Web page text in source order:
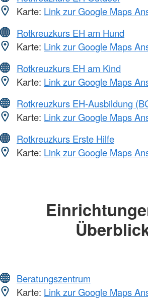
Karte: Link zur Google Maps
Rotkreuzkurs EH am Hund
Karte: Link zur Google Maps
Rotkreuzkurs EH am Kind
Karte: Link zur Google Maps
Rotkreuzkurs EH-Ausbildung
Karte: Link zur Google Maps
Rotkreuzkurs Erste Hilfe
Karte: Link zur Google Maps
Beratungszentrum
Karte: Link zur Google Maps